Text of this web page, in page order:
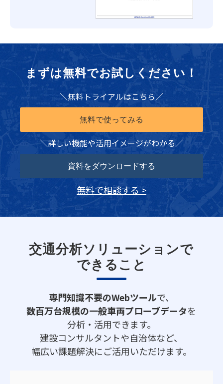
まずは無料でお試しください！
＼無料トライアルはこちら／
無料で使ってみる
＼詳しい機能や活用イメージがわかる／
資料をダウンロードする
無料で相談する >
交通分析ソリューションで
できること
専門知識不要のWebツールで、
数百万台規模の一般車両プローブデータを
分析・活用できます。
建設コンサルタントや自治体など、
幅広い課題解決にご活用いただけます。